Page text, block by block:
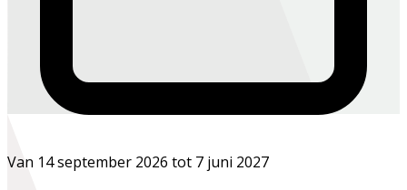
Van 14 september 2026 tot 7 juni 2027